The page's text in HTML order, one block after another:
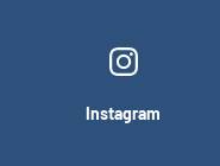
Instagram